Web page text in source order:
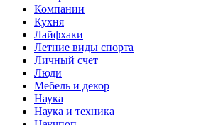
Компании
Кухня
Лайфхаки
Летние виды спорта
Личный счет
Люди
Мебель и декор
Наука
Наука и техника